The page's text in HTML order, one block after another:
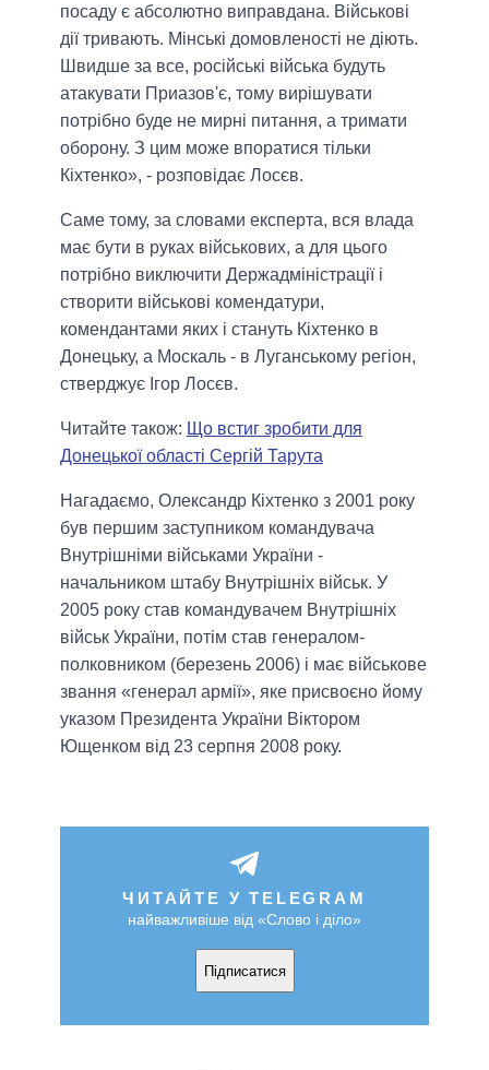
посаду є абсолютно виправдана. Військові
дії тривають. Мінські домовленості не діють.
Швидше за все, російські війська будуть
атакувати Приазов'є, тому вирішувати
потрібно буде не мирні питання, а тримати
оборону. З цим може впоратися тільки
Кіхтенко», - розповідає Лосєв.
Саме тому, за словами експерта, вся влада
має бути в руках військових, а для цього
потрібно виключити Держадміністрації і
створити військові комендатури,
комендантами яких і стануть Кіхтенко в
Донецьку, а Москаль - в Луганському регіон,
стверджує Ігор Лосєв.
Читайте також: Що встиг зробити для
Донецької області Сергій Тарута
Нагадаємо, Олександр Кіхтенко з 2001 року
був першим заступником командувача
Внутрішніми військами України -
начальником штабу Внутрішніх військ. У
2005 року став командувачем Внутрішніх
військ України, потім став генералом-
полковником (березень 2006) і має військове
звання «генерал армії», яке присвоєно йому
указом Президента України Віктором
Ющенком від 23 серпня 2008 року.
ЧИТАЙТЕ У TELEGRAM
найважливіше від «Слово і діло»
Підписатися